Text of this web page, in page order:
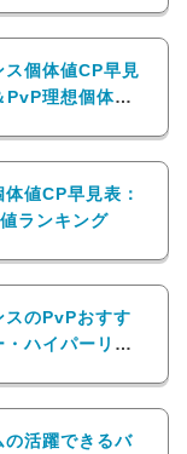
個体値CP早見
PvP理想個体値
値CP早見表：
ランキング
スのPvPおすす
ハイパーリー
の活躍できるバ